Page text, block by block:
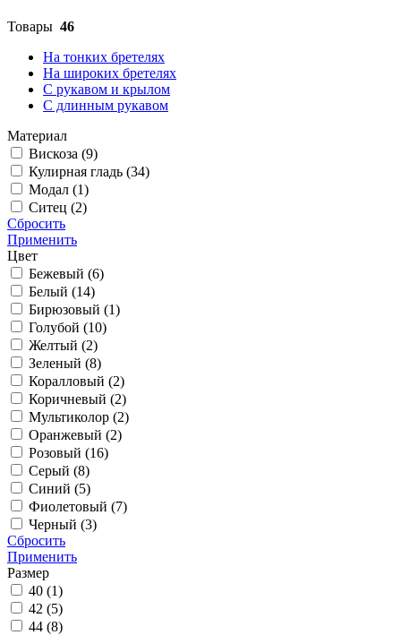
Товары 46
На тонких бретелях
На широких бретелях
С рукавом и крылом
С длинным рукавом
Материал
Вискоза (9)
Кулирная гладь (34)
Модал (1)
Ситец (2)
Сбросить
Применить
Цвет
Бежевый (6)
Белый (14)
Бирюзовый (1)
Голубой (10)
Желтый (2)
Зеленый (8)
Коралловый (2)
Коричневый (2)
Мультиколор (2)
Оранжевый (2)
Розовый (16)
Серый (8)
Синий (5)
Фиолетовый (7)
Черный (3)
Сбросить
Применить
Размер
40 (1)
42 (5)
44 (8)